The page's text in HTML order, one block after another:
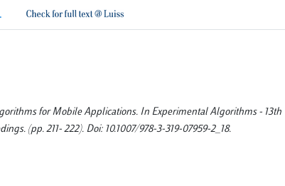
for Mobile Applications. In Experimental Algorithms - 13th
(pp. 211- 222). Doi: 10.1007/978-3-319-07959-2_18.